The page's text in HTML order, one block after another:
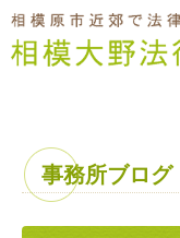
事務所ブログ